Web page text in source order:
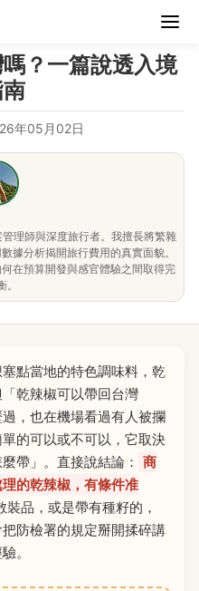
？一篇說透入境
年05月02日
理師與深度旅行者。我擅長將繁雜
據分析揭開旅行費用的真實面貌。
在預算開發與感官體驗之間取得完
。
點當地的特色調味料，乾
乾辣椒可以帶回台灣
，也在機場看過有人被攔
的可以或不可以，它取決
帶」。直接說結論： 商
的乾辣椒，有條件准
裝品，或是帶有種籽的，
防檢署的規定掰開揉碎講
。